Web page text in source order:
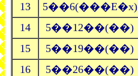
13
5��6(���E�x)
14
5��12��(��)
15
5��19��(��)
16
5��26��(��)